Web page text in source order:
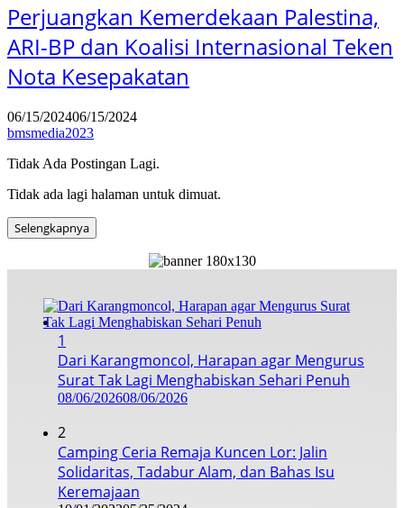
Perjuangkan Kemerdekaan Palestina,
ARI-BP dan Koalisi Internasional Teken
Nota Kesepakatan
06/15/202406/15/2024
bmsmedia2023
Tidak Ada Postingan Lagi.
Tidak ada lagi halaman untuk dimuat.
Selengkapnya
1
Dari Karangmoncol, Harapan agar Mengurus
Surat Tak Lagi Menghabiskan Sehari Penuh
08/06/202608/06/2026
2
Camping Ceria Remaja Kuncen Lor: Jalin
Solidaritas, Tadabur Alam, dan Bahas Isu
Keremajaan